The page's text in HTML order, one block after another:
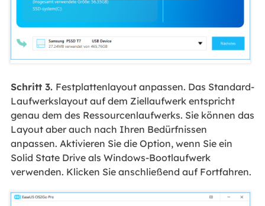
Schritt 3. Festplattenlayout anpassen. Das Standard-
Laufwerkslayout auf dem Ziellaufwerk entspricht
genau dem des Ressourcenlaufwerks. Sie können das
Layout aber auch nach Ihren Bedürfnissen
anpassen. Aktivieren Sie die Option, wenn Sie ein
Solid State Drive als Windows-Bootlaufwerk
verwenden. Klicken Sie anschließend auf Fortfahren.